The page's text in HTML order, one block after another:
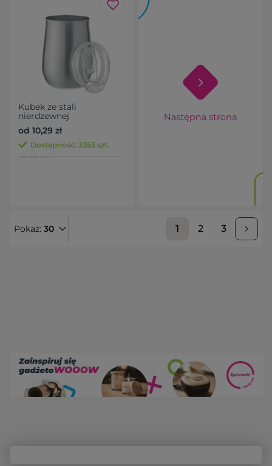
Kubek ze stali
nierdzewnej
od 10,29 zł
Dostępność: 3353 szt.
Pokaż: 30 1 2 3